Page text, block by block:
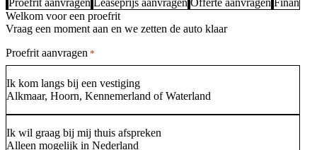
Proefrit aanvragen Leaseprijs aanvragen Offerte aanvragen
Welkom voor een proefrit
Vraag een moment aan en we zetten de auto klaar
Proefrit aanvragen *
Ik kom langs bij een vestiging
Alkmaar, Hoorn, Kennemerland of Waterland
Ik wil graag bij mij thuis afspreken
Alleen mogelijk in Nederland